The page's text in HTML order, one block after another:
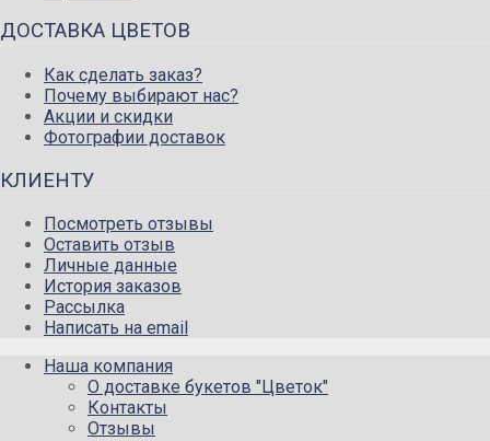
ДОСТАВКА ЦВЕТОВ
Как сделать заказ?
Почему выбирают нас?
Акции и скидки
Фотографии доставок
КЛИЕНТУ
Посмотреть отзывы
Оставить отзыв
Личные данные
История заказов
Рассылка
Написать на email
Наша компания
О доставке букетов "Цветок"
Контакты
Отзывы